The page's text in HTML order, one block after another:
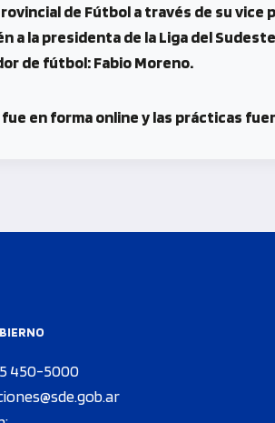
de Fútbol a través de su
a la presidenta de la Liga del
de fútbol: Fabio Moreno.
en forma online y las prácticas
450-5000